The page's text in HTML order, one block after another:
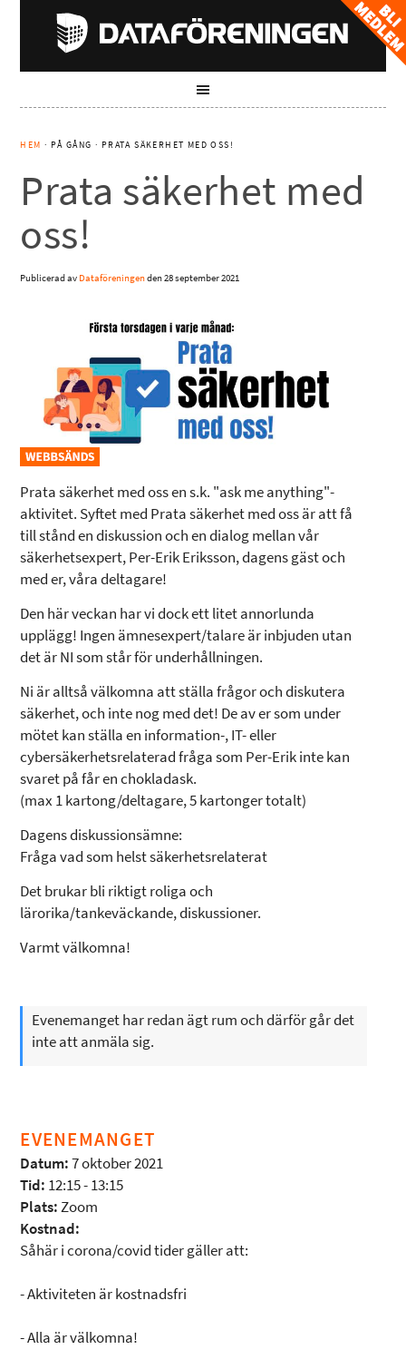
HEM · PÅ GÅNG · PRATA SÄKERHET MED OSS!
Prata säkerhet med
oss!
Publicerad av Dataföreningenden28 september 2021
Prata säkerhet med oss en s.k. "ask me anything"-
aktivitet. Syftet med Prata säkerhet med oss är att få
till stånd en diskussion och en dialog mellan vår
säkerhetsexpert, Per-Erik Eriksson, dagens gäst och
med er, våra deltagare!
Den här veckan har vi dock ett litet annorlunda
upplägg! Ingen ämnesexpert/talare är inbjuden utan
det är NI som står för underhållningen.
Ni är alltså välkomna att ställa frågor och diskutera
säkerhet, och inte nog med det! De av er som under
mötet kan ställa en information-, IT- eller
cybersäkerhetsrelaterad fråga som Per-Erik inte kan
svaret på får en chokladask.
(max 1 kartong/deltagare, 5 kartonger totalt)
Dagens diskussionsämne:
Fråga vad som helst säkerhetsrelaterat
Det brukar bli riktigt roliga och
lärorika/tankeväckande, diskussioner.
Varmt välkomna!
Evenemanget har redan ägt rum och därför går det
inte att anmäla sig.
EVENEMANGET
Datum:7 oktober 2021
Tid: 12:15 - 13:15
Plats:Zoom
Kostnad:
Såhär i corona/covid tider gäller att:
- Aktiviteten är kostnadsfri
- Alla är välkomna!